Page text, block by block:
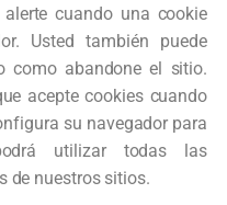
cuando una cookie
Usted también puede
como abandone el sitio.
acepte cookies cuando
su navegador para
utilizar todas las
de nuestros sitios.